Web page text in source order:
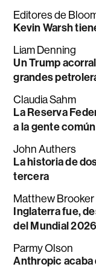
Editores de
Kevin Warsh
Liam Denning
Un Trump
grandes
Claudia Sahm
La Reserva
a la gente común
John Authers
La historia de
tercera
Matthew Brooker
Inglaterra fue,
del Mundial 2026
Parmy Olson
Anthropic acaba